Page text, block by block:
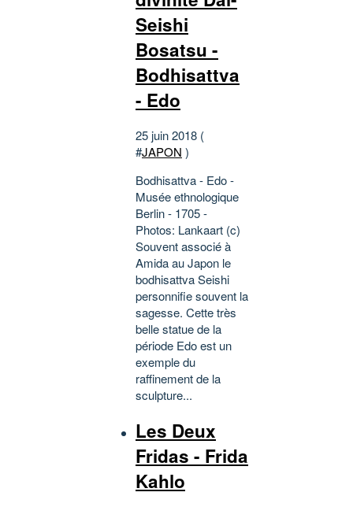
Seishi
Bosatsu -
Bodhisattva
- Edo
25 juin 2018 (
#JAPON )
Bodhisattva - Edo -
Musée ethnologique
Berlin - 1705 -
Photos: Lankaart (c)
Souvent associé à
Amida au Japon le
bodhisattva Seishi
personnifie souvent la
sagesse. Cette très
belle statue de la
période Edo est un
exemple du
raffinement de la
sculpture...
Les Deux
Fridas - Frida
Kahlo